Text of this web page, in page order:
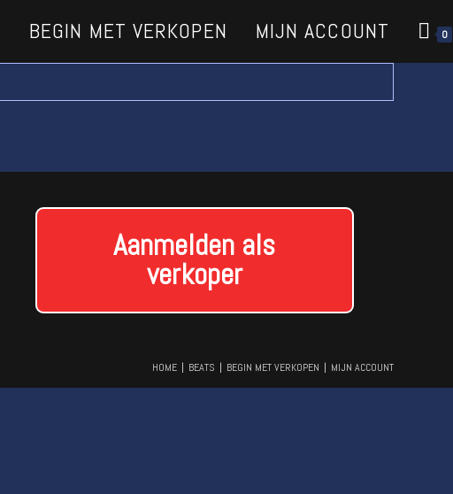
BEGIN MET VERKOPEN MIJN ACCOUNT 0
Aanmelden als
verkoper
HOME BEATS BEGIN MET VERKOPEN MIJN ACCOUNT